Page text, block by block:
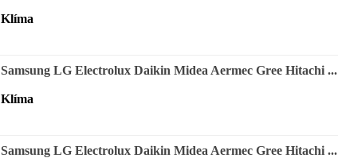
Klíma
Samsung LG Electrolux Daikin Midea Aermec Gree Hitachi ...
Klíma
Samsung LG Electrolux Daikin Midea Aermec Gree Hitachi ...